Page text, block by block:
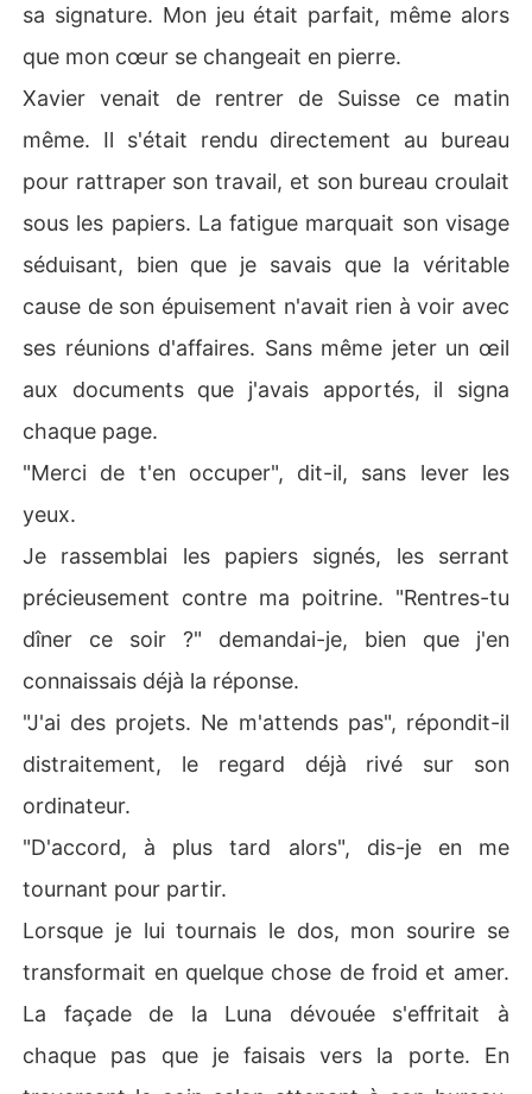
sa signature. Mon jeu était parfait, même alors
que mon cœur se changeait en pierre.
Xavier venait de rentrer de Suisse ce matin
même. Il s'était rendu directement au bureau
pour rattraper son travail, et son bureau croulait
sous les papiers. La fatigue marquait son visage
séduisant, bien que je savais que la véritable
cause de son épuisement n'avait rien à voir avec
ses réunions d'affaires. Sans même jeter un œil
aux documents que j'avais apportés, il signa
chaque page.
"Merci de t'en occuper", dit-il, sans lever les
yeux.
Je rassemblai les papiers signés, les serrant
précieusement contre ma poitrine. "Rentres-tu
dîner ce soir ?" demandai-je, bien que j'en
connaissais déjà la réponse.
"J'ai des projets. Ne m'attends pas", répondit-il
distraitement, le regard déjà rivé sur son
ordinateur.
"D'accord, à plus tard alors", dis-je en me
tournant pour partir.
Lorsque je lui tournais le dos, mon sourire se
transformait en quelque chose de froid et amer.
La façade de la Luna dévouée s'effritait à
chaque pas que je faisais vers la porte. En